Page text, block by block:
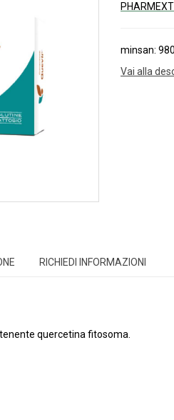
minsan:
Vai alla
RICHIEDI INFORMAZIONI
quercetina fitosoma.